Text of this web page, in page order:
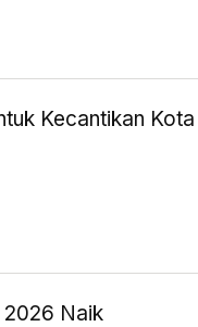
Kecantikan Kota
2026 Naik